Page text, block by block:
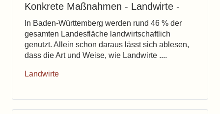
Konkrete Maßnahmen - Landwirte -
In Baden-Württemberg werden rund 46 % der
gesamten Landesfläche landwirtschaftlich
genutzt. Allein schon daraus lässt sich ablesen,
dass die Art und Weise, wie Landwirte ....
Landwirte